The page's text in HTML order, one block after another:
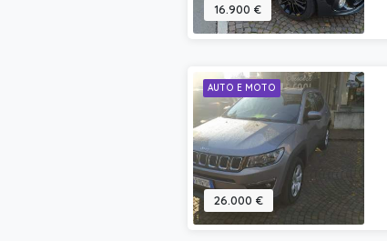
16.900 €
AUTO E MOTO
26.000 €